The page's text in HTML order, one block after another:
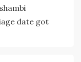
date got